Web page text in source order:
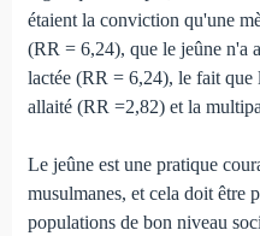
étaient la conviction qu'une
(RR = 6,24), que le jeûne n'a
lactée (RR = 6,24), le fait
allaité (RR =2,82) et la
Le jeûne est une pratique
musulmanes, et cela doit être
populations de bon niveau